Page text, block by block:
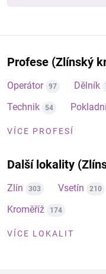
Profese (Zlínský
Operátor 97 Dělník
Technik 54
VÍCE PROFESÍ
Další lokality
Zlín 303 Vsetín 210
Kroměříž 174
VÍCE LOKALIT